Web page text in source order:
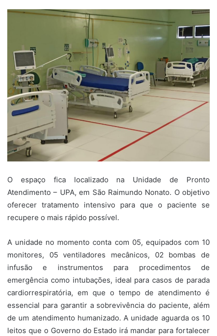
O espaço fica localizado na Unidade de Pronto
Atendimento – UPA, em São Raimundo Nonato. O objetivo
oferecer tratamento intensivo para que o paciente se
recupere o mais rápido possível.
A unidade no momento conta com 05, equipados com 10
monitores, 05 ventiladores mecânicos, 02 bombas de
infusão e instrumentos para procedimentos de
emergência como intubações, ideal para casos de parada
cardiorrespiratória, em que o tempo de atendimento é
essencial para garantir a sobrevivência do paciente, além
de um atendimento humanizado. A unidade aguarda os 10
leitos que o Governo do Estado irá mandar para fortalecer